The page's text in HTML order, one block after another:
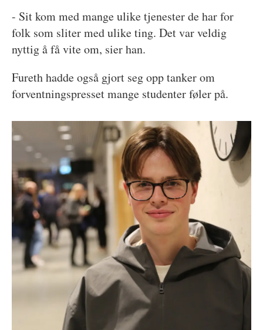
- Sit kom med mange ulike tjenester de har for
folk som sliter med ulike ting. Det var veldig
nyttig å få vite om, sier han.
Fureth hadde også gjort seg opp tanker om
forventningspresset mange studenter føler på.